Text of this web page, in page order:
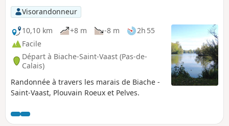
Visorandonneur
10,10 km
+8 m -8 m
2h 55
Facile
Départ à Biache-Saint-Vaast (Pas-de-
Calais)
Randonnée à travers les marais de Biache -
Saint-Vaast, Plouvain Roeux et Pelves.